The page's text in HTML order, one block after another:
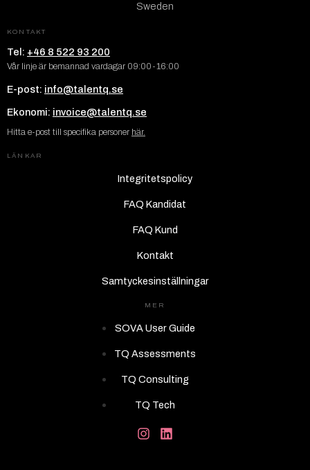
Sweden
KONTAKT
Tel: +46 8 522 93 200
Vår linje är bemannad vardagar 09:00-16:00
E-post: info@talentq.se
Ekonomi: invoice@talentq.se
Hitta e-post till specifika personer här.
LÄNKAR
Integritetspolicy
FAQ Kandidat
FAQ Kund
Kontakt
Samtyckesinställningar
MER
SOVA User Guide
TQ Assessments
TQ Consulting
TQ Tech